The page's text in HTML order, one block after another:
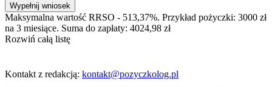
Wypełnij wniosek
Maksymalna wartość RRSO - 513,37%. Przykład pożyczki: 3000 zł
na 3 miesiące. Suma do zapłaty: 4024,98 zł
Rozwiń całą listę
Kontakt z redakcją: kontakt@pozyczkolog.pl